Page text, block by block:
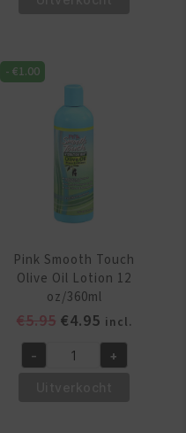
Spray
8oz/250
aantal
-€1.00
Pink Smooth Touch
Olive Oil Lotion 12
oz/360ml
€5.95 Oorspronkelijke
was:
€4.95Huidige
prijs
is:
incl.
Pink
- +